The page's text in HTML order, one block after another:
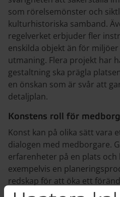
som rörelsemönster och
kulturhistoriska samband.
regelverket erbjuder fler
enskilda objekt än för
utmaning. Flera projekt har
gestaltning ska prägla
en önskan som är svår att
detaljplan.
Konstens roll för
Konst kan på olika sätt vara
dialogen med medborgare.
erfarenheter på en plats och
exempelvis en
redskap för att öka ett
demokratiska grund. Det